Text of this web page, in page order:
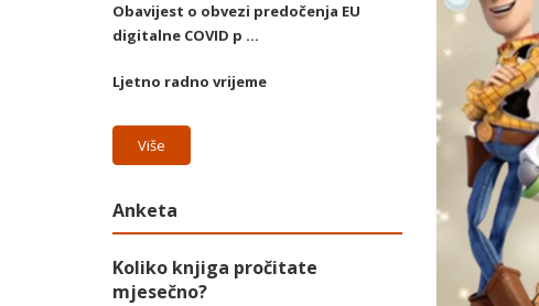
Obavijest o obvezi predočenja EU
digitalne COVID p ...
Ljetno radno vrijeme
Više
Anketa
Koliko knjiga pročitate
mjesečno?